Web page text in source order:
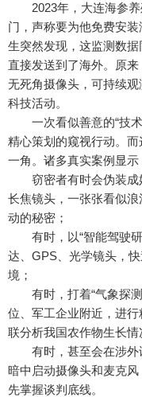
2023年，大连海参养
门，声称要为他免费安
生突然发现，这监测数
直接发送到了海外。原来
无死角摄像头，可持续观
科技活动。
一次看似善意的“技术
精心策划的窥视行动。而
一角。诸多真实案例显示
窃密者有时会伪装成
长焦镜头，一张张看似
动的秘密；
有时，以“智能驾驶研
达、GPS、光学镜头，
境；
有时，打着“气象探测
位、军工企业附近，进
联分析我国农作物生长情
有时，甚至会在涉外
暗中启动摄像头和麦克
先掌握谈判底线。